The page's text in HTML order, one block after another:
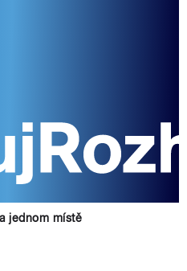
jednom místě